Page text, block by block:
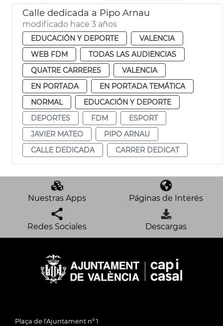
Calle dedicada a Pipo Arnau
modificado hace 3 años
EDUCACIÓN Y DEPORTE
VALENCIA
WEB FDM
TODAS LAS AUDIENCIAS
QUATRE CARRERES
VALENCIA
EN PORTADA
EN PORTADA TEMÁTICA
NORMAL
EDUCACIÓN Y DEPORTE
DEPORTES
FDM
ESPORT
JAVIER MATEO
PIPO ARNAU
CALLE DEDICADA
CARRER DEDICAT
Nuestras Apps Páginas de Interés
Redes Sociales Descargas
Plaça de l'Ajuntament nº 1